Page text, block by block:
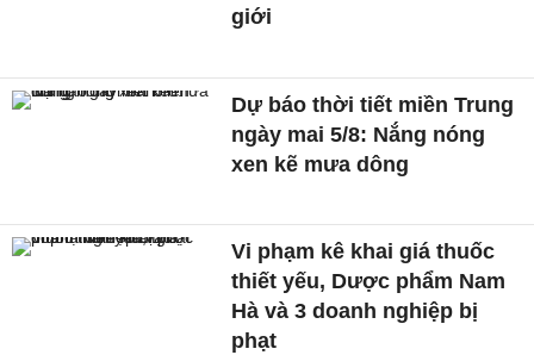
giới
Dự báo thời tiết miền Trung
ngày mai 5/8: Nắng nóng
xen kẽ mưa dông
Vi phạm kê khai giá thuốc
thiết yếu, Dược phẩm Nam
Hà và 3 doanh nghiệp bị
phạt